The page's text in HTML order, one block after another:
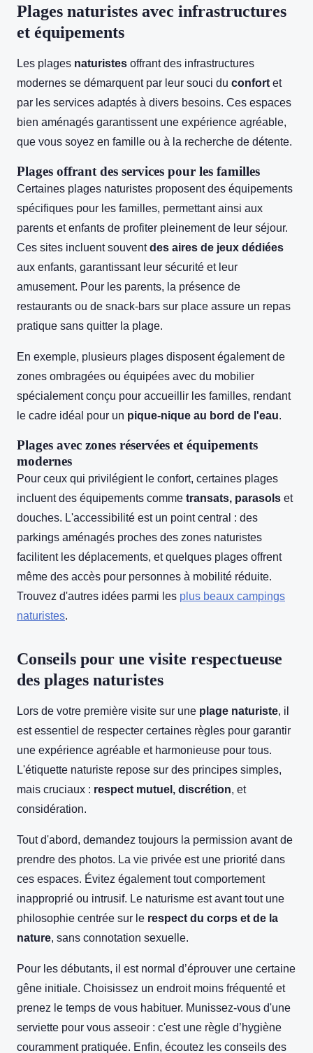
Plages naturistes avec infrastructures
et équipements
Les plages naturistes offrant des infrastructures
modernes se démarquent par leur souci du confort et
par les services adaptés à divers besoins. Ces espaces
bien aménagés garantissent une expérience agréable,
que vous soyez en famille ou à la recherche de détente.
Plages offrant des services pour les familles
Certaines plages naturistes proposent des équipements
spécifiques pour les familles, permettant ainsi aux
parents et enfants de profiter pleinement de leur séjour.
Ces sites incluent souventdes aires de jeux dédiées
aux enfants, garantissant leur sécurité et leur
amusement. Pour les parents, la présence de
restaurants ou de snack-bars sur place assure un repas
pratique sans quitter la plage.
En exemple, plusieurs plages disposent également de
zones ombragées ou équipées avec du mobilier
spécialement conçu pour accueillir les familles, rendant
le cadre idéal pour un pique-nique au bord de l'eau.
Plages avec zones réservées et équipements
modernes
Pour ceux qui privilégient le confort, certaines plages
incluent des équipements comme transats, parasols et
douches. L'accessibilité est un point central : des
parkings aménagés proches des zones naturistes
facilitent les déplacements, et quelques plages offrent
même des accès pour personnes à mobilité réduite.
Trouvez d'autres idées parmi les plus beaux campings
naturistes.
Conseils pour une visite respectueuse
des plages naturistes
Lors de votre première visite sur une plage naturiste, il
est essentiel de respecter certaines règles pour garantir
une expérience agréable et harmonieuse pour tous.
L'étiquette naturiste repose sur des principes simples,
mais cruciaux : respect mutuel, discrétion, et
considération.
Tout d'abord, demandez toujours la permission avant de
prendre des photos. La vie privée est une priorité dans
ces espaces. Évitez également tout comportement
inapproprié ou intrusif. Le naturisme est avant tout une
philosophie centrée sur le respect du corps et de la
nature, sans connotation sexuelle.
Pour les débutants, il est normal d’éprouver une certaine
gêne initiale. Choisissez un endroit moins fréquenté et
prenez le temps de vous habituer. Munissez-vous d'une
serviette pour vous asseoir : c'est une règle d’hygiène
couramment pratiquée. Enfin, écoutez les conseils des